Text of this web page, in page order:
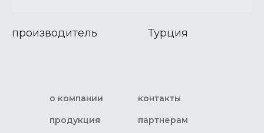
производитель Турция
о компании
продукция
контакты
партнерам